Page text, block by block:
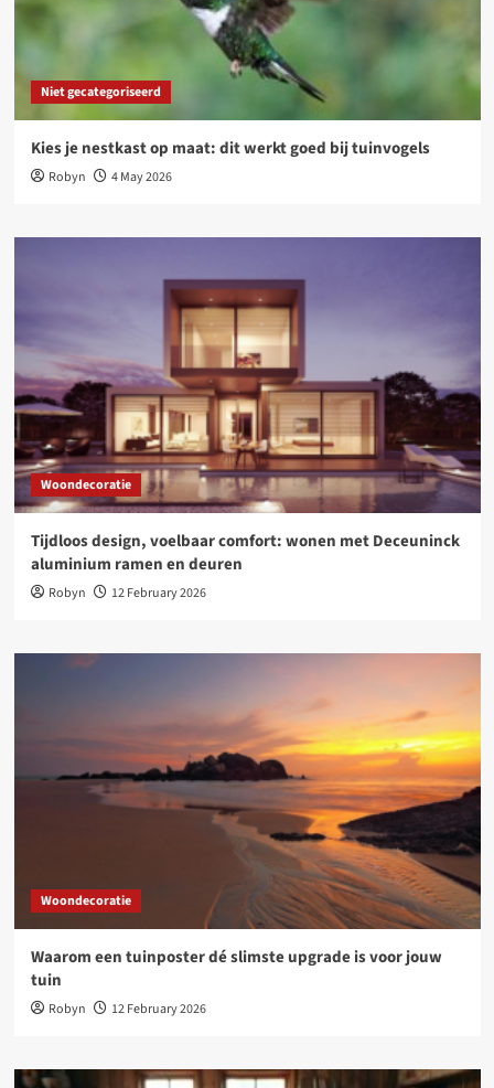
Niet gecategoriseerd
Kies je nestkast op maat: dit werkt goed bij tuinvogels
Robyn 4 May 2026
Woondecoratie
Tijdloos design, voelbaar comfort: wonen met Deceuninck
aluminium ramen en deuren
Robyn 12 February 2026
Woondecoratie
Waarom een tuinposter dé slimste upgrade is voor jouw
tuin
Robyn 12 February 2026